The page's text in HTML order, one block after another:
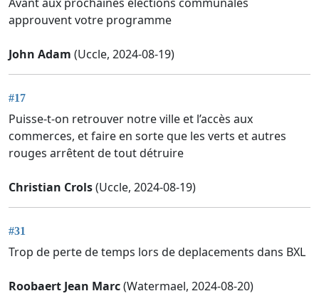
approuvent votre programme
John Adam (Uccle, 2024-08-19)
#17
Puisse-t-on retrouver notre ville et l’accès aux
commerces, et faire en sorte que les verts et autres
rouges arrêtent de tout détruire
Christian Crols(Uccle, 2024-08-19)
#31
Trop de perte de temps lors de deplacements dans BXL
Roobaert Jean Marc(Watermael, 2024-08-20)